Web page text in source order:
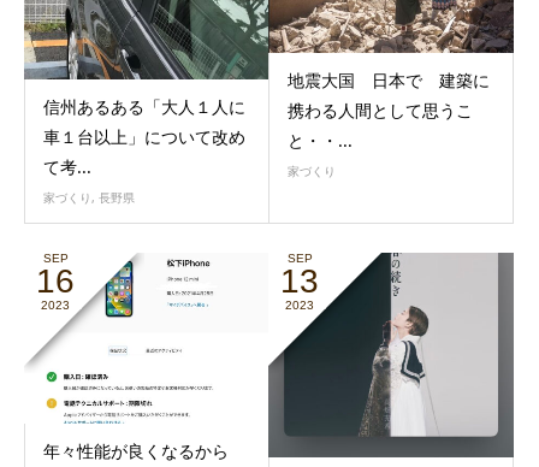
信州あるある「大人１人に
車１台以上」について改め
て考...
家づくり, 長野県
地震大国 日本で 建築に
携わる人間として思うこ
と・・...
家づくり
SEP
16
2023
年々性能が良くなるから
SEP
13
2023